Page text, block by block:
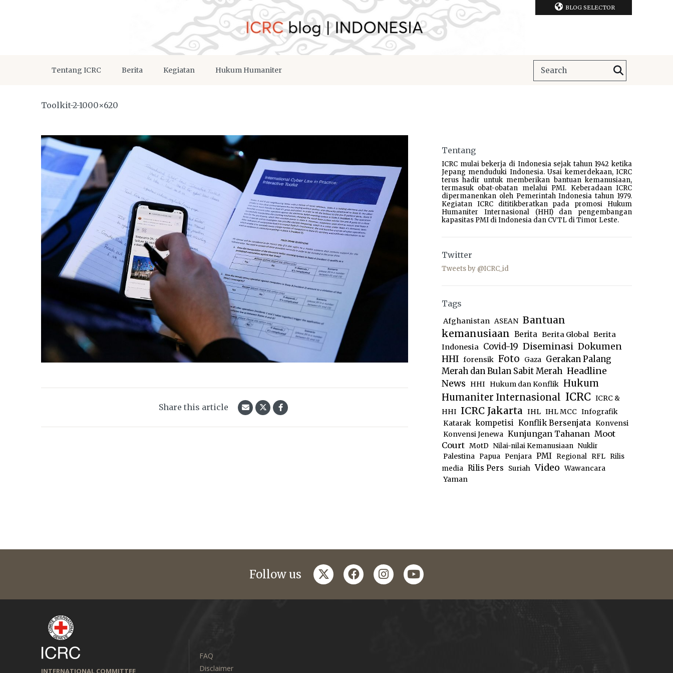
BLOG SELECTOR
Tentang ICRC Berita Kegiatan Hukum Humaniter
Toolkit-2-1000×620
Share this article
Tentang
ICRC mulai bekerja di Indonesia sejak tahun 1942 ketika
Jepang menduduki Indonesia. Usai kemerdekaan, ICRC
terus hadir untuk memberikan bantuan kemanusiaan,
termasuk obat-obatan melalui PMI. Keberadaan ICRC
dipermanenkan oleh Pemerintah Indonesia tahun 1979.
Kegiatan ICRC dititikberatkan pada promosi Hukum
Humaniter Internasional (HHI) dan pengembangan
kapasitas PMI di Indonesia dan CVTL di Timor Leste.
Twitter
Tweets by @ICRC_id
Tags
Afghanistan ASEAN Bantuan
kemanusiaan Berita Berita Global Berita
Indonesia Covid-19 Diseminasi Dokumen
HHI forensik Foto Gaza Gerakan Palang
Merah dan Bulan Sabit Merah Headline
News
HHI Hukum dan Konflik Hukum
Humaniter Internasional ICRC ICRC &
HHI ICRC Jakarta IHL IHL MCC Infografik
Katarak kompetisi Konflik Bersenjata Konvensi
Konvensi Jenewa Kunjungan Tahanan Moot
Court MotD Nilai-nilai Kemanusiaan Nuklir
Palestina
Papua Penjara PMI Regional RFL
Rilis
media Rilis Pers Suriah Video Wawancara
Yaman
Follow us twitterfacebookinstagram
youtube
INTERNATIONAL COMMITTEE
FAQ
Disclaimer